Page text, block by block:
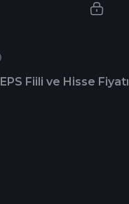
EPS Fiili ve Hisse Fiyatı